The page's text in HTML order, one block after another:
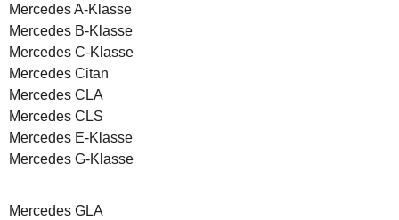
Mercedes A-Klasse
Mercedes B-Klasse
Mercedes C-Klasse
Mercedes Citan
Mercedes CLA
Mercedes CLS
Mercedes E-Klasse
Mercedes G-Klasse
Mercedes GLA